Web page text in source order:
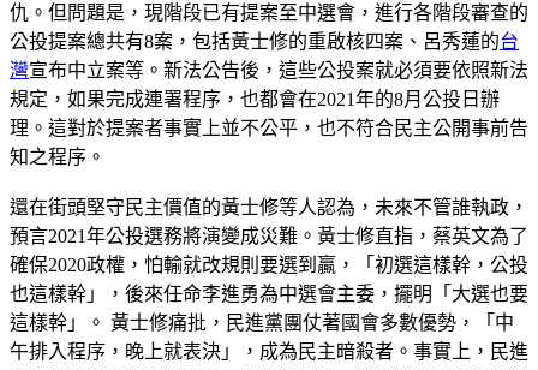
仇。但問題是，現階段已有提案至中選會，進行各階段審查的
公投提案總共有8案，包括黃士修的重啟核四案、呂秀蓮的台
灣宣布中立案等。新法公告後，這些公投案就必須要依照新法
規定，如果完成連署程序，也都會在2021年的8月公投日辦
理。這對於提案者事實上並不公平，也不符合民主公開事前告
知之程序。
還在街頭堅守民主價值的黃士修等人認為，未來不管誰執政，
預言2021年公投選務將演變成災難。黃士修直指，蔡英文為了
確保2020政權，怕輸就改規則要選到贏，「初選這樣幹，公投
也這樣幹」，後來任命李進勇為中選會主委，擺明「大選也要
這樣幹」。 黃士修痛批，民進黨團仗著國會多數優勢，「中
午排入程序，晚上就表決」，成為民主暗殺者。事實上，民進